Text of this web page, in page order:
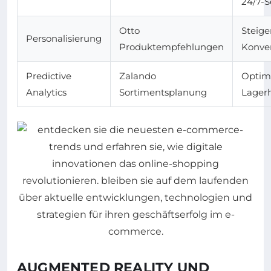
Personalisierung
Otto
Produktempfehlungen
Predictive
Analytics
Zalando
Sortimentsplanung
AUGMENTED REALITY UND